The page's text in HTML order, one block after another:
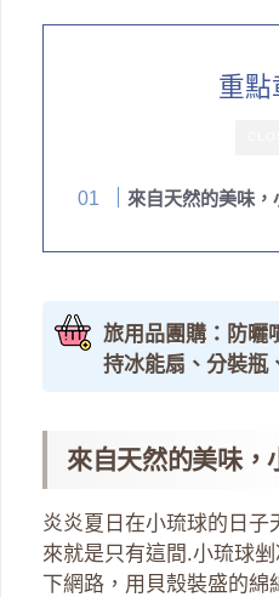
重點
來自天然的美味
旅用品團購：防曬
持冰能扇、分裝瓶
來自天然的美味，
炎炎夏日在小琉球的日子
來就是只有這間.小琉球
下網路，用貝殼裝盛的綿